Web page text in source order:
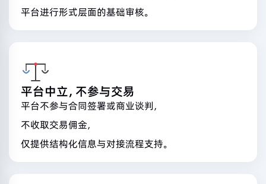
平台进行形式层面的基础审核。
平台中立，不参与交易
平台不参与合同签署或商业谈判，
不收取交易佣金，
仅提供结构化信息与对接流程支持。